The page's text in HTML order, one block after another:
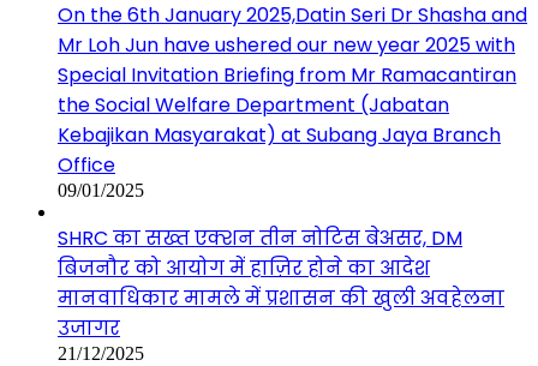
On the 6th January 2025,Datin Seri Dr Shasha and
Mr Loh Jun have ushered our new year 2025 with
Special Invitation Briefing from Mr Ramacantiran
the Social Welfare Department (Jabatan
Kebajikan Masyarakat) at Subang Jaya Branch
Office
09/01/2025
SHRC का सख्त एक्शन तीन नोटिस बेअसर, DM
बिजनौर को आयोग में हाज़िर होने का आदेश
मानवाधिकार मामले में प्रशासन की खुली अवहेलना
उजागर
21/12/2025